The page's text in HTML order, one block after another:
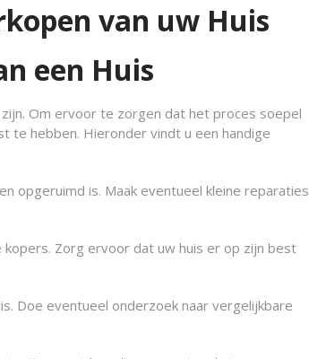
van uw Huis
een Huis
Om ervoor te zorgen dat het proces soepel
te hebben. Hieronder vindt u een handige
opgeruimd is. Maak eventueel kleine reparaties
Zorg ervoor dat uw huis er op zijn best
Doe eventueel onderzoek naar vergelijkbare